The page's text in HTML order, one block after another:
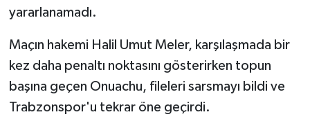
yararlanamadı.
Maçın hakemi Halil Umut Meler, karşılaşmada bir
kez daha penaltı noktasını gösterirken topun
başına geçen Onuachu, fileleri sarsmayı bildi ve
Trabzonspor'u tekrar öne geçirdi.